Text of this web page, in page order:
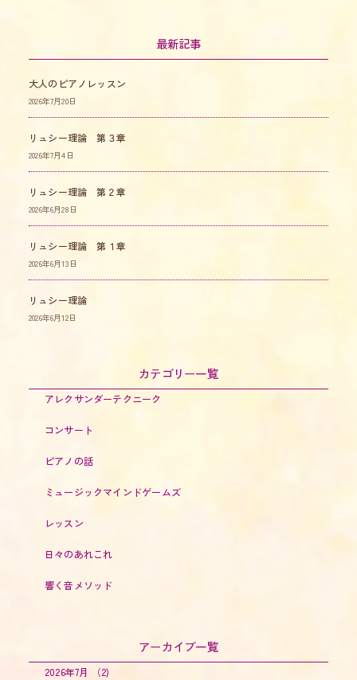
最新記事
大人のピアノレッスン
2026年7月20日
リュシー理論 第３章
2026年7月4日
リュシー理論 第２章
2026年6月28日
リュシー理論 第１章
2026年6月13日
リュシー理論
2026年6月12日
カテゴリー一覧
アレクサンダーテクニーク
コンサート
ピアノの話
ミュージックマインドゲームズ
レッスン
日々のあれこれ
響く音メソッド
アーカイブ一覧
2026年7月 （2)